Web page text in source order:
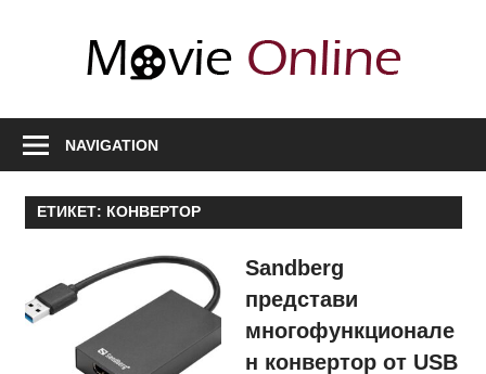
филми,
информация
за
сценарии,
сезони
NAVIGATION
ЕТИКЕТ: КОНВЕРТОР
Sandberg
представи
многофункционале
н конвертор от USB